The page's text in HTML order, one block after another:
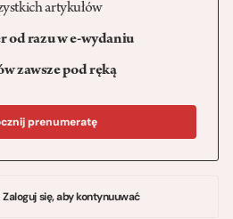
artykułów
od razu w e-wydaniu
zawsze pod ręką
prenumeratę
się, aby kontynuuwać